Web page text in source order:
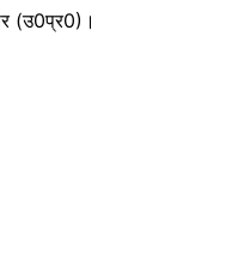
(उ0प्र0)।